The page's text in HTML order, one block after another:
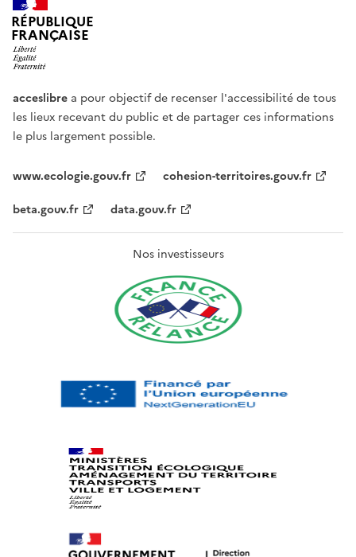
RÉPUBLIQUE
FRANÇAISE
acceslibre a pour objectif de recenser l'accessibilité de tous
les lieux recevant du public et de partager ces informations
le plus largement possible.
www.ecologie.gouv.fr
cohesion-territoires.gouv.fr
beta.gouv.fr
data.gouv.fr
Nos investisseurs